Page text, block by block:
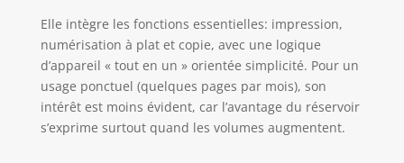
000 pages en
couleur avec
l’encre hp
originale incluse
dans la boîte
L’imprimante vous
Elle intègre les fonctions essentielles: impression,
numérisation à plat et copie, avec une logique
d’appareil « tout en un » orientée simplicité. Pour un
usage ponctuel (quelques pages par mois), son
intérêt est moins évident, car l’avantage du réservoir
s’exprime surtout quand les volumes augmentent.